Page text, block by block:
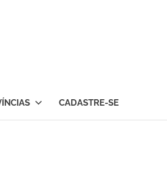
CADASTRE-SE